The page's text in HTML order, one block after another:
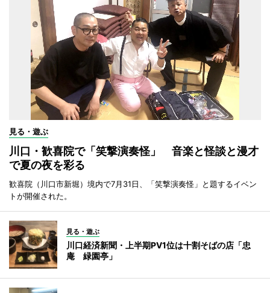
見る・遊ぶ
川口・歓喜院で「笑撃演奏怪」 音楽と怪談と漫才
で夏の夜を彩る
歓喜院（川口市新堀）境内で7月31日、「笑撃演奏怪」と題するイベン
トが開催された。
見る・遊ぶ
川口経済新聞・上半期PV1位は十割そばの店「忠
庵 緑園亭」